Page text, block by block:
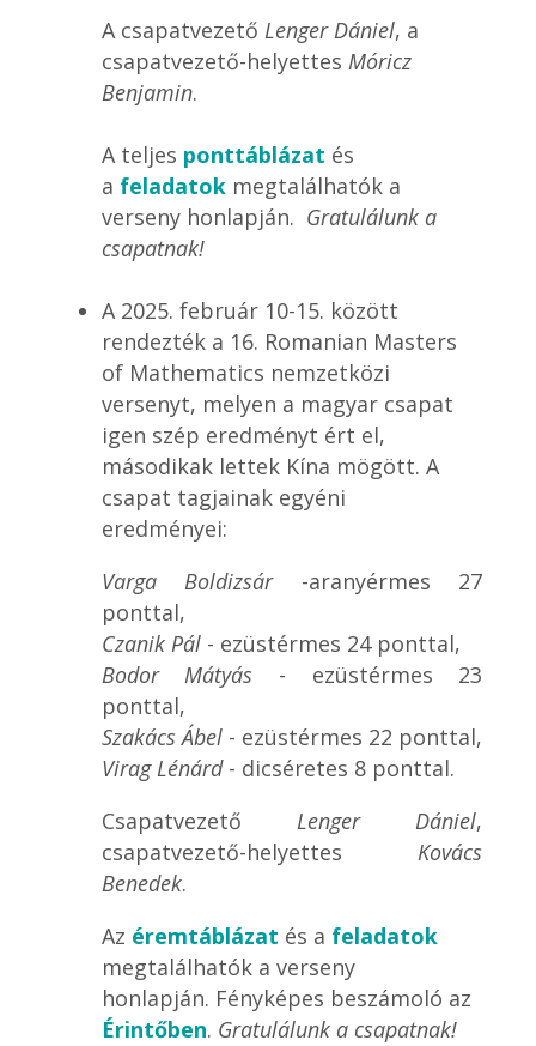
A csapatvezető Lenger Dániel, a
csapatvezető-helyettes Móricz
Benjamin.
A teljes ponttáblázat és
a feladatokmegtalálhatók a
verseny honlapján. Gratulálunk a
csapatnak!
A 2025. február 10-15. között
rendezték a 16. Romanian Masters
of Mathematics nemzetközi
versenyt, melyen a magyar csapat
igen szép eredményt ért el,
másodikak lettek Kína mögött. A
csapat tagjainak egyéni
eredményei:
Varga Boldizsár-aranyérmes 27
ponttal,
Czanik Pál- ezüstérmes 24 ponttal,
Bodor Mátyás - ezüstérmes 23
ponttal,
Szakács Ábel- ezüstérmes 22 ponttal,
Virag Lénárd- dicséretes 8 ponttal.
Csapatvezető Lenger Dániel,
csapatvezető-helyettesKovács
Benedek.
Az éremtáblázat és a feladatok
megtalálhatók a verseny
honlapján. Fényképes beszámoló az
Érintőben. Gratulálunk a csapatnak!